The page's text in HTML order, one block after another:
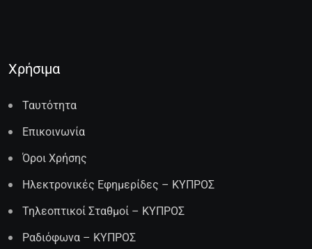
Χρήσιμα
Ταυτότητα
Επικοινωνία
Όροι Χρήσης
Ηλεκτρονικές Εφημερίδες – ΚΥΠΡΟΣ
Τηλεοπτικοί Σταθμοί – ΚΥΠΡΟΣ
Ραδιόφωνα – ΚΥΠΡΟΣ